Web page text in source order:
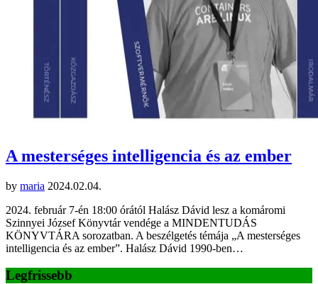
A mesterséges intelligencia és az ember
by maria 2024.02.04.
2024. február 7-én 18:00 órától Halász Dávid lesz a komáromi
Szinnyei József Könyvtár vendége a MINDENTUDÁS
KÖNYVTÁRA sorozatban. A beszélgetés témája „A mesterséges
intelligencia és az ember”. Halász Dávid 1990-ben…
Legfrissebb